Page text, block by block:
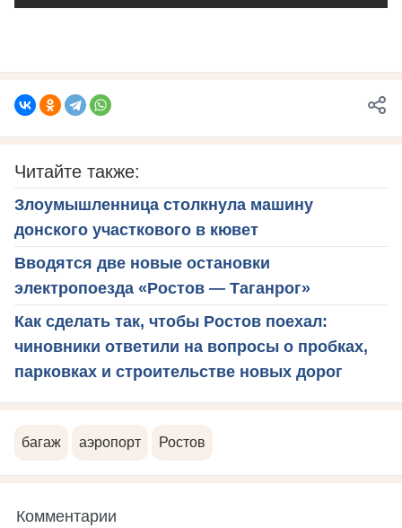
Читайте также:
Злоумышленница столкнула машину
донского участкового в кювет
Вводятся две новые остановки
электропоезда «Ростов — Таганрог»
Как сделать так, чтобы Ростов поехал:
чиновники ответили на вопросы о пробках,
парковках и строительстве новых дорог
багаж аэропорт Ростов
Комментарии